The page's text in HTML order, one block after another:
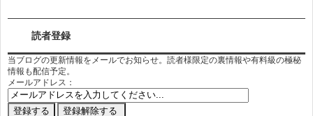
読者登録
当ブログの更新情報をメールでお知らせ。読者様限定の裏情報や有料級の極秘
情報も配信予定。
メールアドレス：